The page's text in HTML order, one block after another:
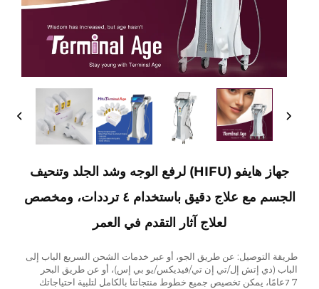
جهاز هايفو (HIFU) لرفع الوجه وشد الجلد وتنحيف
الجسم مع علاج دقيق باستخدام ٤ ترددات، ومخصص
لعلاج آثار التقدم في العمر
طريقة التوصيل: عن طريق الجو، أو عبر خدمات الشحن السريع الباب إلى
الباب (دي إتش إل/تي إن تي/فيديكس/يو بي إس)، أو عن طريق البحر
7
7عامًا، يمكن تخصيص جميع خطوط منتجاتنا بالكامل لتلبية احتياجاتك